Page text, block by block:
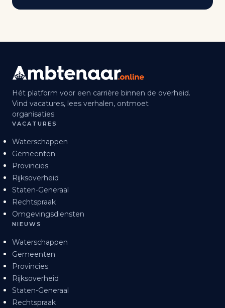
Hét platform voor een carrière binnen de overheid.
Vind vacatures, lees verhalen, ontmoet
organisaties.
VACATURES
Waterschappen
Gemeenten
Provincies
Rijksoverheid
Staten-Generaal
Rechtspraak
Omgevingsdiensten
NIEUWS
Waterschappen
Gemeenten
Provincies
Rijksoverheid
Staten-Generaal
Rechtspraak